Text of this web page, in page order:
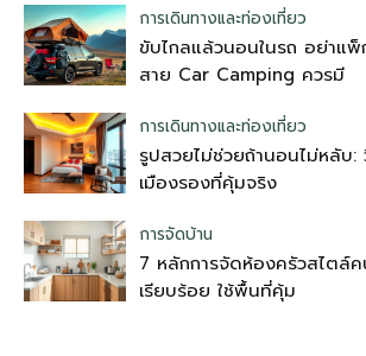
การเดินทางและท่องเที่ยว
ขับไกลแล้วนอนในรถ อย่าแ
สาย Car Camping ควรมี
การเดินทางและท่องเที่ยว
รูปสวยไม่ช่วยถ้านอนไม่หลับ:
เมืองรองที่คุ้มจริง
การจัดบ้าน
7 หลักการจัดห้องครัวสไตล์
เรียบร้อย ใช้พื้นที่คุ้ม